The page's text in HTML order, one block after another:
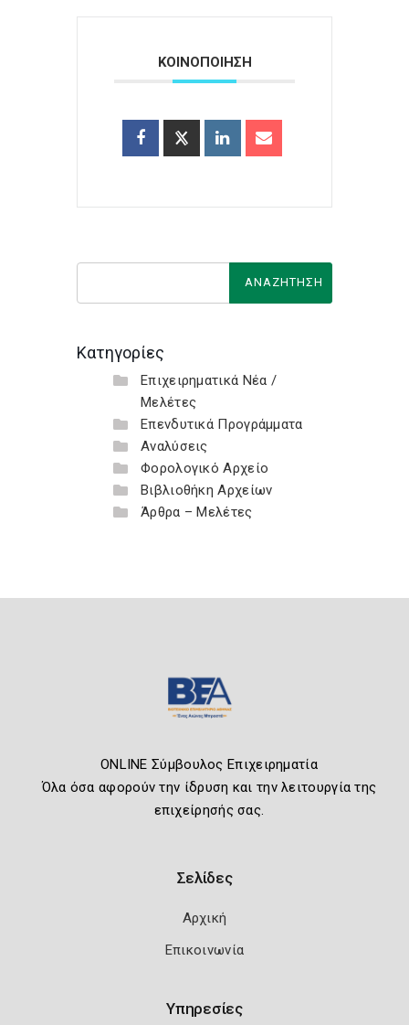
ΚΟΙΝΟΠΟΙΗΣΗ
Κατηγορίες
Επιχειρηματικά Νέα /
Μελέτες
Επενδυτικά Προγράμματα
Αναλύσεις
Φορολογικό Αρχείο
Βιβλιοθήκη Αρχείων
Άρθρα – Μελέτες
ONLINE Σύμβουλος Επιχειρηματία
Όλα όσα αφορούν την ίδρυση και την λειτουργία της
επιχείρησής σας.
Σελίδες
Αρχική
Επικοινωνία
Υπηρεσίες